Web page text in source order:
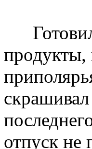
продукты,
отпуск не